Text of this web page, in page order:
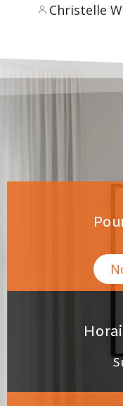
Christelle